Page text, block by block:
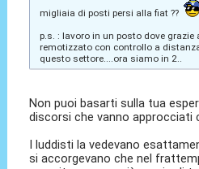
migliaia di posti persi alla fiat ??
p.s. : lavoro in un posto dove
remotizzato con controllo a
questo settore....ora siamo in 2..
Non puoi basarti sulla tua
discorsi che vanno approcciati
I luddisti la vedevano
si accorgevano che nel